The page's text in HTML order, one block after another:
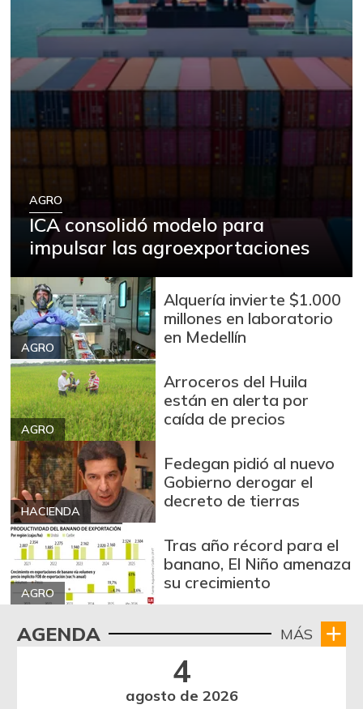
AGRO
ICA consolidó modelo para
impulsar las agroexportaciones
AGRO
Alquería invierte $1.000
millones en laboratorio
en Medellín
AGRO
Arroceros del Huila
están en alerta por
caída de precios
HACIENDA
Fedegan pidió al nuevo
Gobierno derogar el
decreto de tierras
AGRO
Tras año récord para el
banano, El Niño amenaza
su crecimiento
AGENDA MÁS
4
agosto de 2026